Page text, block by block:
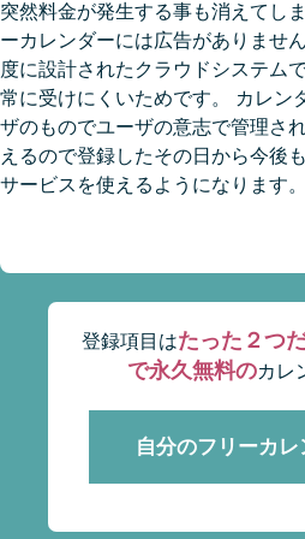
突然料金が発生する事も消えてし
ーカレンダーには広告がありませ
度に設計されたクラウドシステム
常に受けにくいためです。 カレン
ザのものでユーザの意志で管理さ
えるので登録したその日から今後
サービスを使えるようになります。
登録項目はたった２つ
で永久無料のカレ
自分のフリーカ